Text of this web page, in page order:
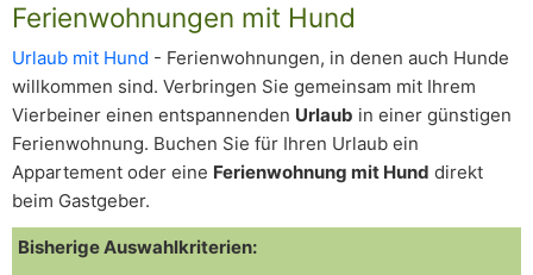
Ferienwohnungen mit Hund
Urlaub mit Hund - Ferienwohnungen, in denen auch Hunde
willkommen sind. Verbringen Sie gemeinsam mit Ihrem
Vierbeiner einen entspannenden Urlaub in einer günstigen
Ferienwohnung. Buchen Sie für Ihren Urlaub ein
Appartement oder eine Ferienwohnung mit Hund direkt
beim Gastgeber.
Bisherige Auswahlkriterien: